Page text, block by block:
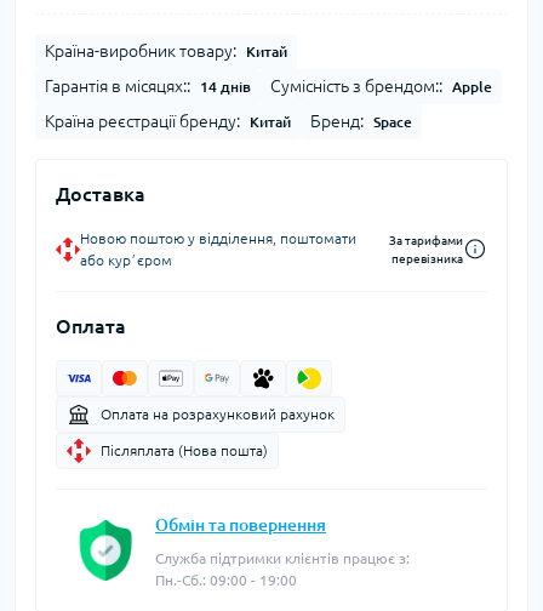
Країна-виробник товару: Китай
Гарантія в місяцях:: 14 днів Сумісність з брендом:: Apple
Країна реєстрації бренду: Китай Бренд: Space
Доставка
Новою поштою у відділення, поштомати
або курʼєром
За тарифами
перевізника
Оплата
Оплата на розрахунковий рахунок
Післяплата (Нова пошта)
Обмін та повернення
Служба підтримки клієнтів працює з:
Пн.-Сб.: 09:00 - 19:00